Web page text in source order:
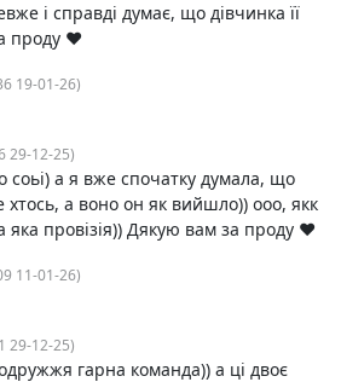
і справді думає, що дівчинка її
проду ♥️
19-01-26)
29-12-25)
соьі) а я вже спочатку думала, що
а воно он як вийшло)) ооо, якк
яка провізія)) Дякую вам за проду ♥️
11-01-26)
29-12-25)
гарна команда)) а ці двоє